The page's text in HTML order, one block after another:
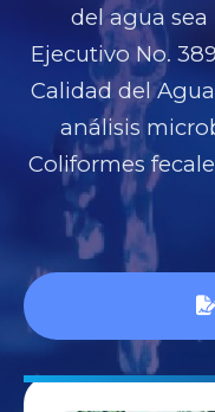
del agua
Ejecutivo No.
Calidad del
análisis
Coliformes